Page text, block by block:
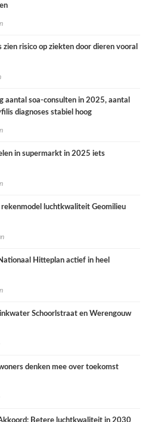
zien risico op ziekten door dieren vooral
aantal soa-consulten in 2025, aantal
diagnoses stabiel hoog
in supermarkt in 2025 iets
rekenmodel luchtkwaliteit Geomilieu
Hitteplan actief in heel
Schoorlstraat en Werengouw
denken mee over toekomst